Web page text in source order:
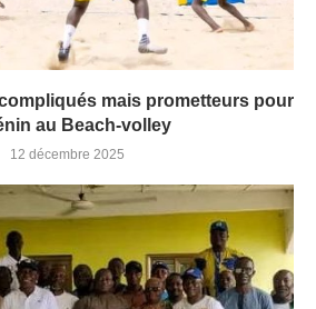
mais prometteurs pour
au Beach-volley
12 décembre 2025